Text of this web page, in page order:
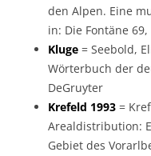
den Alpen. Eine
in: Die Fontäne 69,
Kluge = Seebold,
Wörterbuch der
DeGruyter
Krefeld 1993 =
Arealdistribution:
Gebiet des